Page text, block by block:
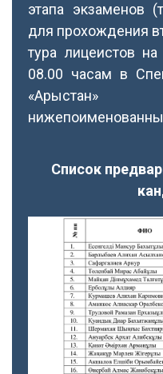
этапа экзаменов
для прохождения
тура лицеистов
08.00 часам в
«Арыстан»
Список